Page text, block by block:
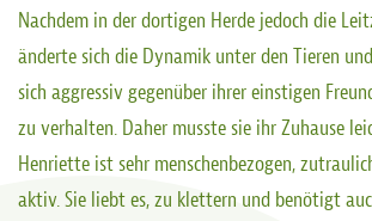
Nachdem in der dortigen Herde jedoch die
änderte sich die Dynamik unter den Tieren
sich aggressiv gegenüber ihrer einstigen
zu verhalten. Daher musste sie ihr Zuhause
Henriette ist sehr menschenbezogen,
aktiv. Sie liebt es, zu klettern und benötigt